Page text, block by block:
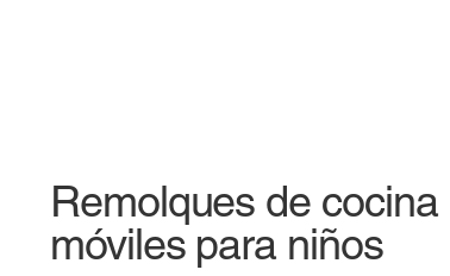
Remolques de cocina
móviles para niños